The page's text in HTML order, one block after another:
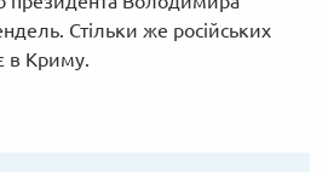
Стільки же російських
в Криму.